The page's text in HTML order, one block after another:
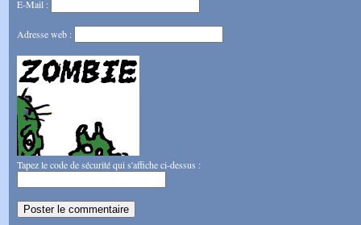
E-Mail :
Adresse web :
Tapez le code de sécurité qui s'affiche ci-dessus :